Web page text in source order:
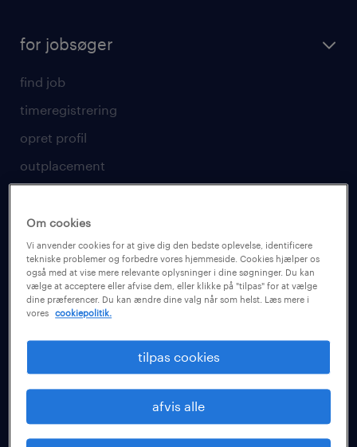
for jobsøger
find job
timeregistrering
opret profil
outplacement
tilmeld nyhedsbrev
specialistområder
vikarjobs
få vikarjob i Danmark
få vikarjob i København
få vikarjob i Aarhus
Om cookies
Vi anvender cookies for at give dig den bedste oplevelse, identificere
tekniske problemer og forbedre vores hjemmeside. Cookies hjælper os
også med at vise mere relevante oplysninger i dine søgninger. Du kan
vælge at acceptere eller afvise dem, eller klikke på "tilpas" for at vælge
dine præferencer. Du kan ændre dine valg når som helst. Læs mere i
vores
cookiepolitik.
tilpas cookies
afvis alle